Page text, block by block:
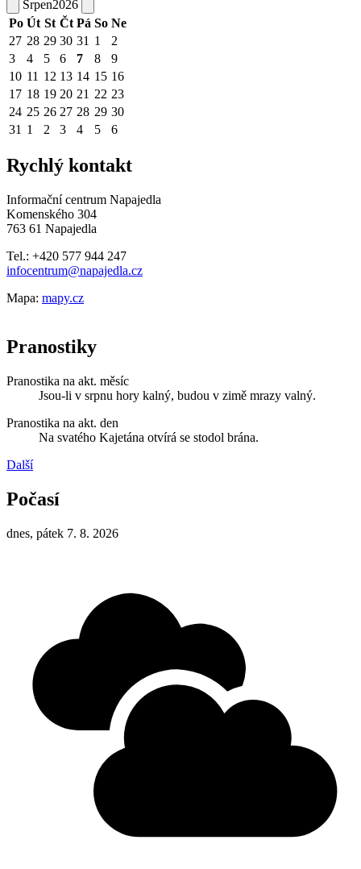
Srpen2026
Po Út St Čt Pá So Ne
27 28 29 30 31 1
2
3
4 5 6 7 8
9
10 11 12 13 14 15 16
17 18 19 20 21 22 23
24 25 26 27 28 29 30
31 1 2 3 4 5 6
Rychlý kontakt
Informační centrum Napajedla
Komenského 304
763 61 Napajedla
Tel.: +420 577 944 247
infocentrum@napajedla.cz
Mapa: mapy.cz
Pranostiky
Pranostika na akt. měsíc
Jsou-li v srpnu hory kalný, budou v zimě mrazy valný.
Pranostika na akt. den
Na svatého Kajetána otvírá se stodol brána.
Další
Počasí
dnes, pátek 7. 8. 2026